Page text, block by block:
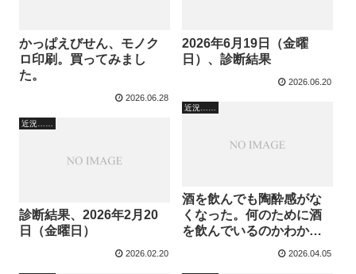
かっぱえびせん、モノク
ロ印刷。買ってみまし
た。
2026.06.28
2026年6月19日（金曜
日）、診断結果
2026.06.20
近況……
酒を飲んでも陶酔感がな
くなった。何のために酒
を飲んでいるのかわから
2026.04.05
近況……
診断結果、2026年2月20
日（金曜日）
2026.02.20